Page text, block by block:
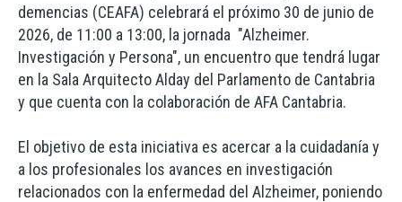
demencias (CEAFA) celebrará el próximo 30 de junio de
2026, de 11:00 a 13:00, la jornada "Alzheimer.
Investigación y Persona", un encuentro que tendrá lugar
en la Sala Arquitecto Alday del Parlamento de Cantabria
y que cuenta con la colaboración de AFA Cantabria.
El objetivo de esta iniciativa es acercar a la cuidadanía y
a los profesionales los avances en investigación
relacionados con la enfermedad del Alzheimer, poniendo